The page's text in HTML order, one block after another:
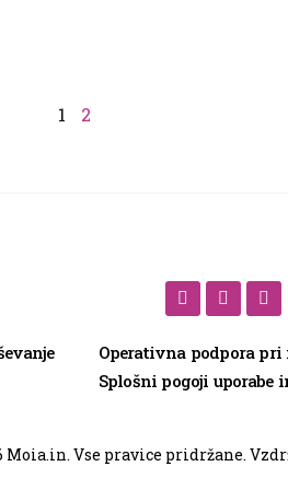
1 2
Operativna podpora
Splošni pogoji uporabe
Moia.in. Vse pravice pridržane.